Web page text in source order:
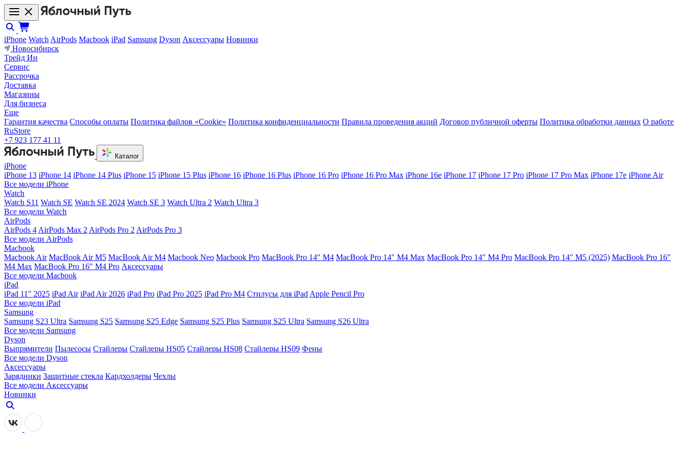
iPhone Watch AirPods Macbook iPad Samsung Dyson Аксессуары Новинки
Новосибирск
Трейд Ин
Сервис
Рассрочка
Доставка
Магазины
Для бизнеса
Еще
Гарантия качества Способы оплаты Политика файлов «Cookie» Политика конфиденциальности Правила проведения акций Договор публичной оферты Политика обработки данных О работе
RuStore
+7 923 177 41 11
Каталог
iPhone
iPhone 13 iPhone 14 iPhone 14 Plus iPhone 15 iPhone 15 Plus iPhone 16 iPhone 16 Plus iPhone 16 Pro iPhone 16 Pro Max iPhone 16e iPhone 17 iPhone 17 Pro iPhone 17 Pro Max iPhone 17e iPhone Air
Все модели iPhone
Watch
Watch S11 Watch SE Watch SE 2024 Watch SE 3 Watch Ultra 2 Watch Ultra 3
Все модели Watch
AirPods
AirPods 4 AirPods Max 2 AirPods Pro 2 AirPods Pro 3
Все модели AirPods
Macbook
Macbook Air MacBook Air M5 MacBook Air М4 Macbook Neo Macbook Pro MacBook Pro 14″ M4 MacBook Pro 14″ M4 Max MacBook Pro 14″ M4 Pro MacBook Pro 14″ M5 (2025) MacBook Pro 16″
M4 Max MacBook Pro 16″ M4 Pro Аксессуары
Все модели Macbook
iPad
iPad 11″ 2025 iPad Air iPad Air 2026 iPad Pro iPad Pro 2025 iPad Pro M4 Стилусы для iPad Apple Pencil Pro
Все модели iPad
Samsung
Samsung S23 Ultra Samsung S25 Samsung S25 Edge Samsung S25 Plus Samsung S25 Ultra Samsung S26 Ultra
Все модели Samsung
Dyson
Выпрямители Пылесосы Стайлеры Стайлеры HS05 Стайлеры HS08 Стайлеры HS09 Фены
Все модели Dyson
Аксессуары
Зарядники Защитные стекла Кардхолдеры Чехлы
Все модели Аксессуары
Новинки